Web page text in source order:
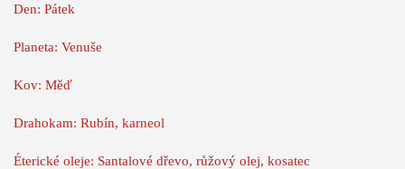
Den: Pátek
Planeta: Venuše
Kov: Měď
Drahokam: Rubín, karneol
Éterické oleje: Santalové dřevo, růžový olej, kosatec